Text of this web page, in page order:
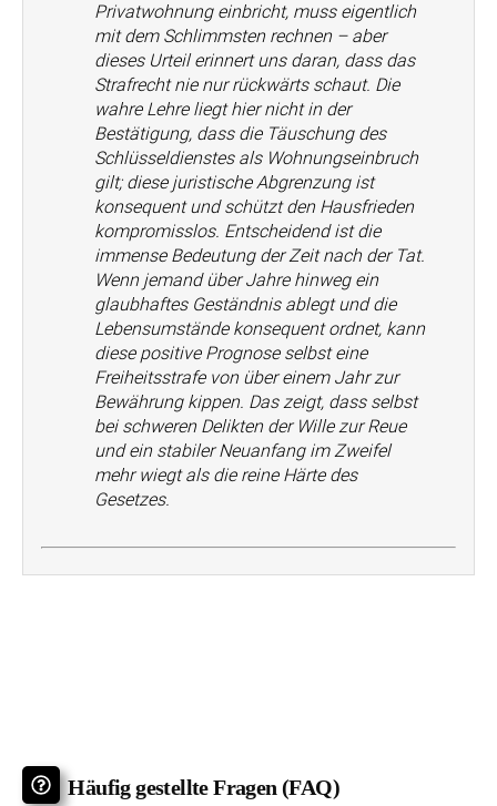
Privatwohnung einbricht, muss eigentlich
mit dem Schlimmsten rechnen – aber
dieses Urteil erinnert uns daran, dass das
Strafrecht nie nur rückwärts schaut. Die
wahre Lehre liegt hier nicht in der
Bestätigung, dass die Täuschung des
Schlüsseldienstes als Wohnungseinbruch
gilt; diese juristische Abgrenzung ist
konsequent und schützt den Hausfrieden
kompromisslos. Entscheidend ist die
immense Bedeutung der Zeitnachder Tat.
Wenn jemand über Jahre hinweg ein
glaubhaftes Geständnis ablegt und die
Lebensumstände konsequent ordnet, kann
diese positive Prognose selbst eine
Freiheitsstrafe von über einem Jahr zur
Bewährung kippen. Das zeigt, dass selbst
bei schweren Delikten der Wille zur Reue
und ein stabiler Neuanfang im Zweifel
mehr wiegt als die reine Härte des
Gesetzes.
Häufig gestellte Fragen (FAQ)